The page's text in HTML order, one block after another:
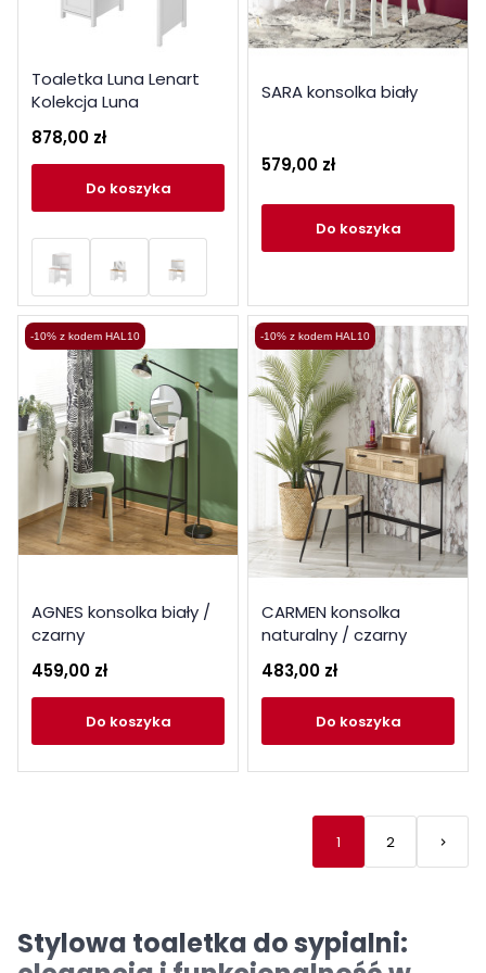
Toaletka Luna Lenart
Kolekcja Luna
878,00 zł
do koszyka
SARA konsolka biały
579,00 zł
do koszyka
-10% z kodem HAL10
AGNES konsolka biały /
czarny
459,00 zł
do koszyka
-10% z kodem HAL10
CARMEN konsolka
naturalny / czarny
483,00 zł
do koszyka
1 2 keyboard_arrow_right
Stylowa toaletka do sypialni: